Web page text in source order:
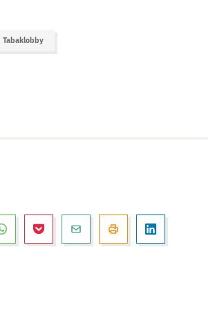
Tabaklobby